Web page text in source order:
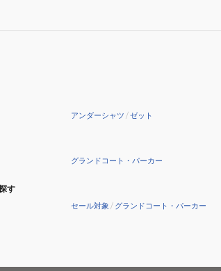
アンダーシャツ /ゼット
グランドコート・パーカー
す
セール対象 / グランドコート・パーカー